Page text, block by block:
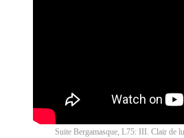
Suite Bergamasque, L75: III. Clair de